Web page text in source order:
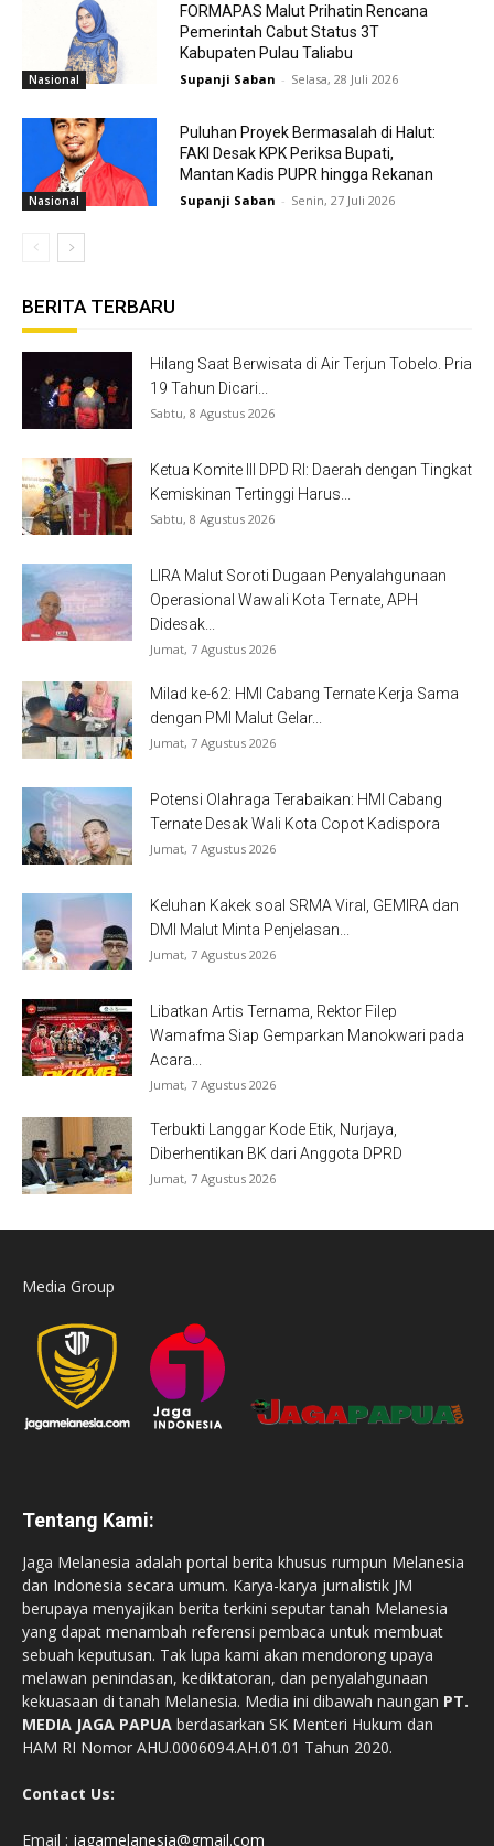
Nasional
FORMAPAS Malut Prihatin Rencana
Pemerintah Cabut Status 3T
Kabupaten Pulau Taliabu
Supanji Saban - Selasa, 28 Juli 2026
Nasional
Puluhan Proyek Bermasalah di Halut:
FAKI Desak KPK Periksa Bupati,
Mantan Kadis PUPR hingga Rekanan
Supanji Saban - Senin, 27 Juli 2026
BERITA TERBARU
Hilang Saat Berwisata di Air Terjun Tobelo. Pria
19 Tahun Dicari...
Sabtu, 8 Agustus 2026
Ketua Komite III DPD RI: Daerah dengan Tingkat
Kemiskinan Tertinggi Harus...
Sabtu, 8 Agustus 2026
LIRA Malut Soroti Dugaan Penyalahgunaan
Operasional Wawali Kota Ternate, APH
Didesak...
Jumat, 7 Agustus 2026
Milad ke-62: HMI Cabang Ternate Kerja Sama
dengan PMI Malut Gelar...
Jumat, 7 Agustus 2026
Potensi Olahraga Terabaikan: HMI Cabang
Ternate Desak Wali Kota Copot Kadispora
Jumat, 7 Agustus 2026
Keluhan Kakek soal SRMA Viral, GEMIRA dan
DMI Malut Minta Penjelasan...
Jumat, 7 Agustus 2026
Libatkan Artis Ternama, Rektor Filep
Wamafma Siap Gemparkan Manokwari pada
Acara...
Jumat, 7 Agustus 2026
Terbukti Langgar Kode Etik, Nurjaya,
Diberhentikan BK dari Anggota DPRD
Jumat, 7 Agustus 2026
Media Group
Tentang Kami:
Jaga Melanesia adalah portal berita khusus rumpun Melanesia
dan Indonesia secara umum. Karya-karya jurnalistik JM
berupaya menyajikan berita terkini seputar tanah Melanesia
yang dapat menambah referensi pembaca untuk membuat
sebuah keputusan. Tak lupa kami akan mendorong upaya
melawan penindasan, kediktatoran, dan penyalahgunaan
kekuasaan di tanah Melanesia. Media ini dibawah naungan PT.
MEDIA JAGA PAPUA berdasarkan SK Menteri Hukum dan
HAM RI Nomor AHU.0006094.AH.01.01 Tahun 2020.
Contact Us:
Email : jagamelanesia@gmail.com